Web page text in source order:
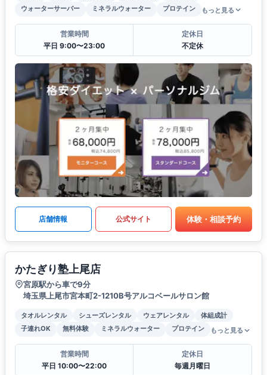
ウォーターサーバー
ミネラルウォーター プロテイン もっと見る
営業時間
平日 9:00〜23:00
定休日
不定休
店舗情報 公式サイト 体験・相談予約
かたぎり塾上尾店
宮原駅から車で9分
埼玉県上尾市宮本町2-1210B号アルコベールサロン館
タオルレンタル シューズレンタル ウェアレンタル
体組成計
子連れOK
無料体験 ミネラルウォーター プロテイン もっと見る
営業時間
平日 10:00〜22:00
定休日
毎週月曜日